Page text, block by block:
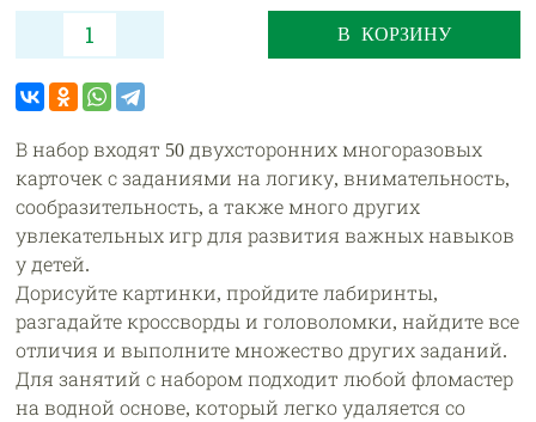
В КОРЗИНУ
В набор входят 50 двухсторонних многоразовых
карточек с заданиями на логику, внимательность,
сообразительность, а также много других
увлекательных игр для развития важных навыков
у детей.
Дорисуйте картинки, пройдите лабиринты,
разгадайте кроссворды и головоломки, найдите все
отличия и выполните множество других заданий.
Для занятий с набором подходит любой фломастер
на водной основе, который легко удаляется со